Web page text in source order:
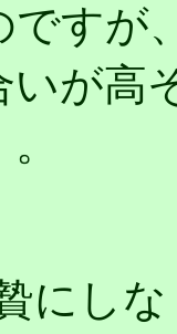
ですが
いが高
にし